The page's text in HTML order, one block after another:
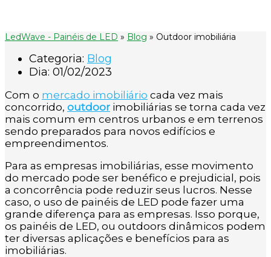
LedWave - Painéis de LED » Blog » Outdoor imobiliária
Categoria: Blog
Dia: 01/02/2023
Com o mercado imobiliário cada vez mais
concorrido, outdoor imobiliárias se torna cada vez
mais comum em centros urbanos e em terrenos
sendo preparados para novos edifícios e
empreendimentos.
Para as empresas imobiliárias, esse movimento
do mercado pode ser benéfico e prejudicial, pois
a concorrência pode reduzir seus lucros. Nesse
caso, o uso de painéis de LED pode fazer uma
grande diferença para as empresas. Isso porque,
os painéis de LED, ou outdoors dinâmicos podem
ter diversas aplicações e benefícios para as
imobiliárias.